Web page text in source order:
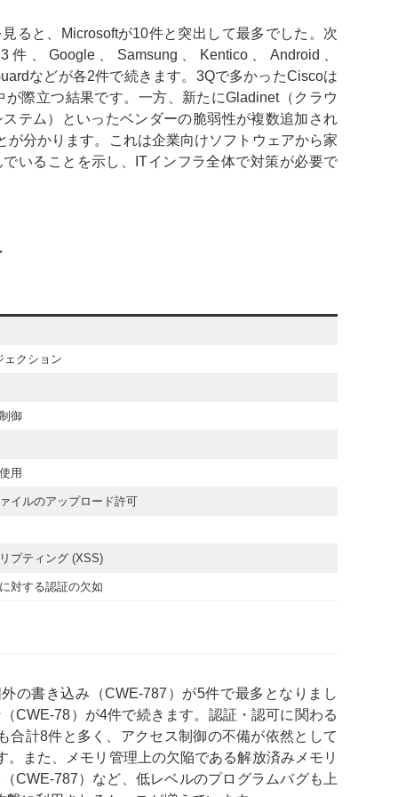
ると、Microsoftが10件と突出して最多でした。次
、Google、Samsung、Kentico、Android、
などが各2件で続きます。3Qで多かったCiscoは
際立つ結果です。一方、新たにGladinet（クラウ
テム）といったベンダーの脆弱性が複数追加され
分かります。これは企業向けソフトウェアから家
いることを示し、ITインフラ全体で対策が必要で
ェクション
御
用
イルのアップロード許可
プティング (XSS)
対する認証の欠如
の書き込み（CWE-787）が5件で最多となりまし
CWE-78）が4件で続きます。認証・認可に関わる
合計8件と多く、アクセス制御の不備が依然として
また、メモリ管理上の欠陥である解放済みメモリ
CWE-787）など、低レベルのプログラムバグも上